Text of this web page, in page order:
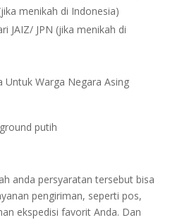
menikah di Indonesia)
JAIZ/ JPN (jika menikah di
Untuk Warga Negara Asing
putih
anda persyaratan tersebut bisa
pengiriman, seperti pos,
ekspedisi favorit Anda. Dan